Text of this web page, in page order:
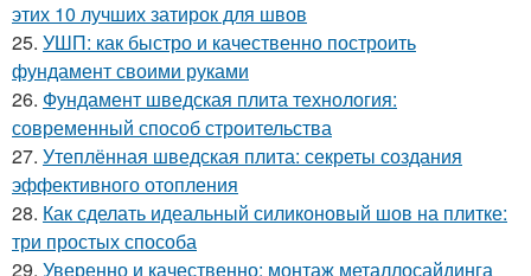
этих 10 лучших затирок для швов
25. УШП: как быстро и качественно построить
фундамент своими руками
26. Фундамент шведская плита технология:
современный способ строительства
27. Утеплённая шведская плита: секреты создания
эффективного отопления
28. Как сделать идеальный силиконовый шов на плитке:
три простых способа
29. Уверенно и качественно: монтаж металлосайдинга